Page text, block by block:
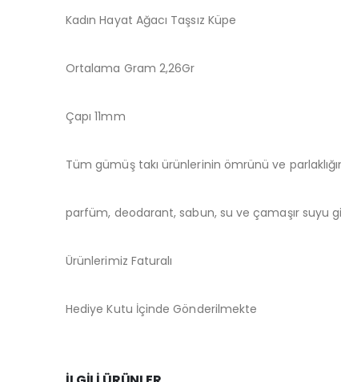
Kadın Hayat Ağacı Taşsız Küpe
Ortalama Gram 2,26Gr
Çapı 11mm
Tüm gümüş takı ürünlerinin ömrünü ve
parfüm, deodarant, sabun, su ve çamaşır suyu
Ürünlerimiz Faturalı
Hediye Kutu İçinde Gönderilmekte